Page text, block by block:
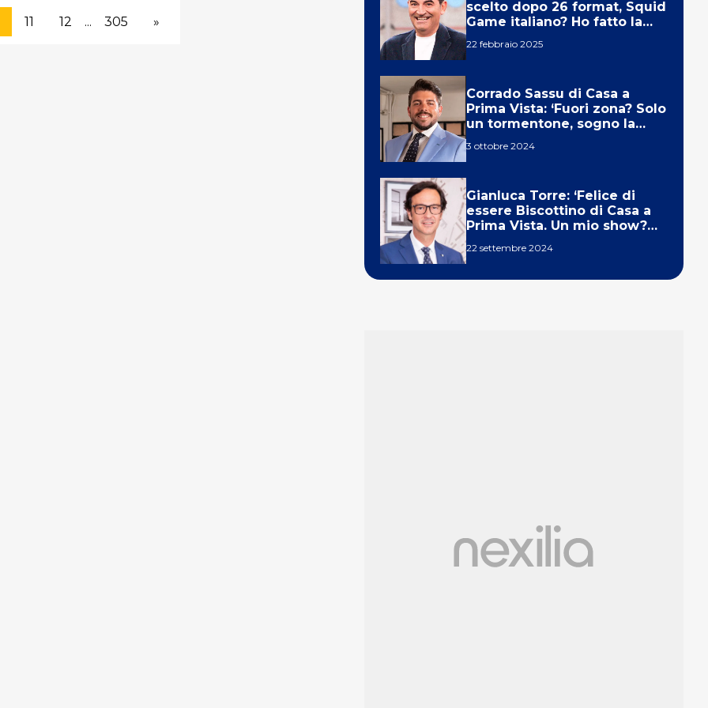
11 12 ... 305 »
scelto dopo 26 format, Squid
Game italiano? Ho fatto la
22 febbraio 2025
Corrado Sassu di Casa a
Prima Vista: ‘Fuori zona? Solo
un tormentone, sogno la
3 ottobre 2024
Gianluca Torre: ‘Felice di
essere Biscottino di Casa a
Prima Vista. Un mio show?
22 settembre 2024